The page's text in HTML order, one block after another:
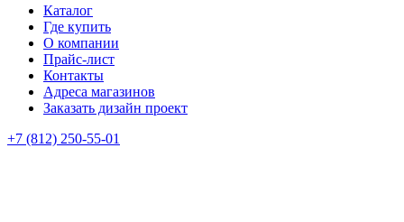
Каталог
Где купить
О компании
Прайс-лист
Контакты
Адреса магазинов
Заказать дизайн проект
+7 (812) 250-55-01